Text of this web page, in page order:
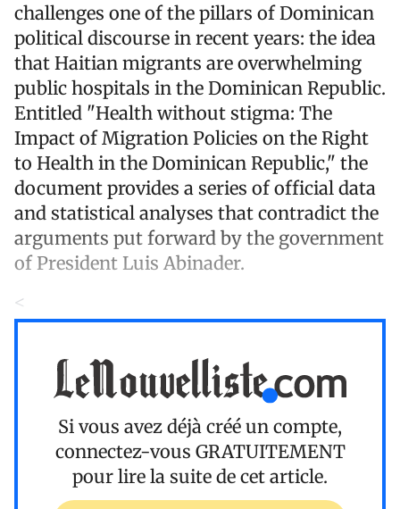
challenges one of the pillars of Dominican
political discourse in recent years: the idea
that Haitian migrants are overwhelming
public hospitals in the Dominican Republic.
Entitled "Health without stigma: The
Impact of Migration Policies on the Right
to Health in the Dominican Republic," the
document provides a series of official data
and statistical analyses that contradict the
arguments put forward by the government
of President Luis Abinader.
<
Si vous avez déjà créé un compte,
connectez-vous GRATUITEMENT
pour lire la suite de cet article.